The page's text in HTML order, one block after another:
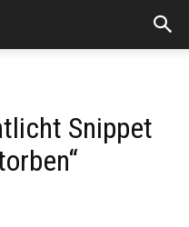
Snippet